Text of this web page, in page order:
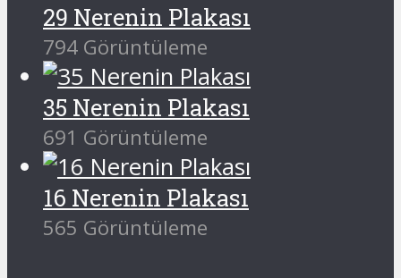
29 Nerenin Plakası
794 Görüntüleme
35 Nerenin Plakası
691 Görüntüleme
16 Nerenin Plakası
565 Görüntüleme